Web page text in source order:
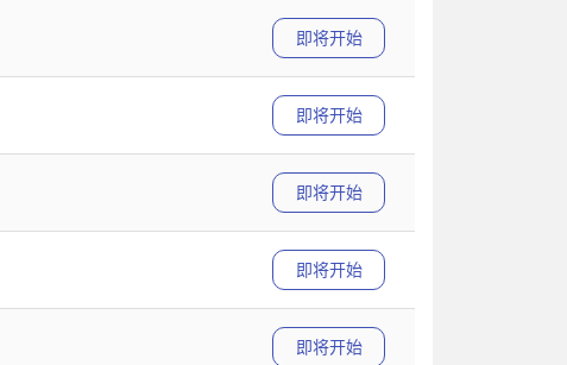
即将开始
即将开始
即将开始
即将开始
即将开始